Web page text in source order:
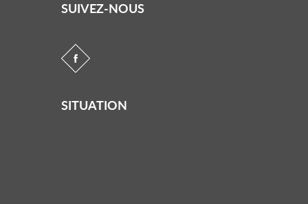
SUIVEZ-NOUS
SITUATION